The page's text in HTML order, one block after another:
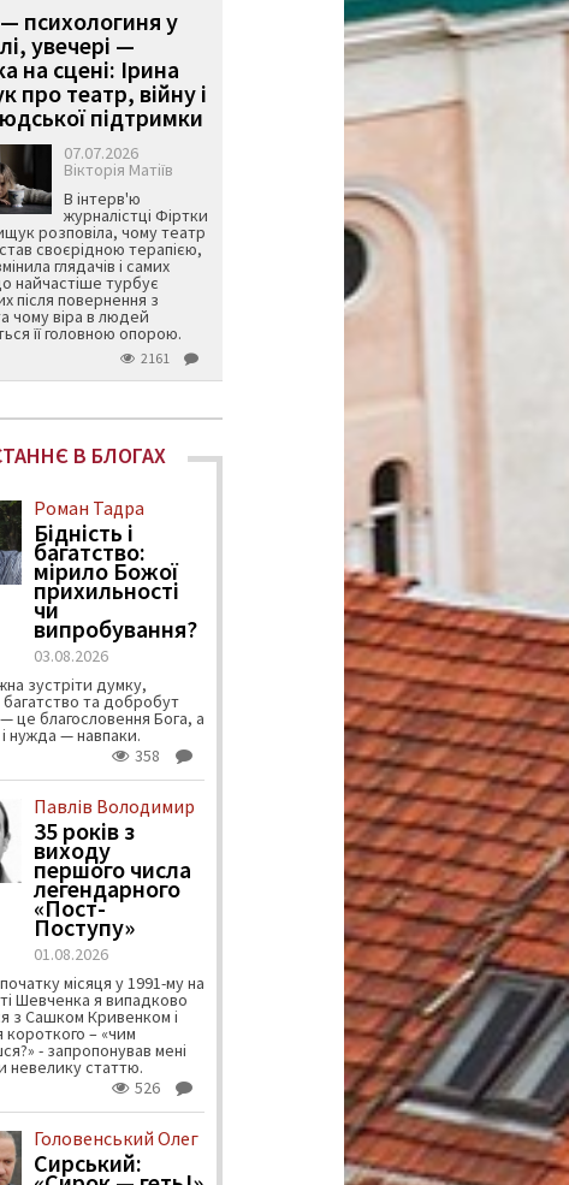
психологиня у
увечері —
на сцені: Ірина
про театр, війну і
підтримки
07.07.2026
Вікторія Матіїв
В інтерв'ю
журналістці Фіртки
розповіла, чому театр
своєрідною терапією,
глядачів і самих
найчастіше турбує
після повернення з
чому віра в людей
її головною опорою.
2161
В БЛОГАХ
Роман Тадра
Бідність і
багатство:
мірило Божої
прихильності
чи
випробування?
03.08.2026
зустріти думку,
та добробут
це благословення Бога, а
і нужда — навпаки.
358
Павлів Володимир
35 років з
виходу
першого числа
легендарного
«Пост-
Поступу»
01.08.2026
місяця у 1991-му на
Шевченка я випадково
з Сашком Кривенком і
короткого – «чим
- запропонував мені
невелику статтю.
526
Головенський Олег
Сирський: